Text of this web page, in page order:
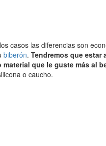
casos las diferencias son
biberón. Tendremos que estar
que le guste más al
o caucho.